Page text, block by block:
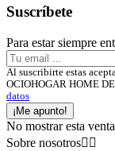
Suscríbete
Para estar siempre
Al suscribirte estas
OCIOHOGAR HOME
datos
¡Me apunto!
No mostrar esta
Sobre nosotros 